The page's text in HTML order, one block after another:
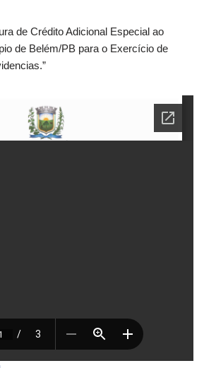
de Crédito Adicional Especial ao
de Belém/PB para o Exercício de